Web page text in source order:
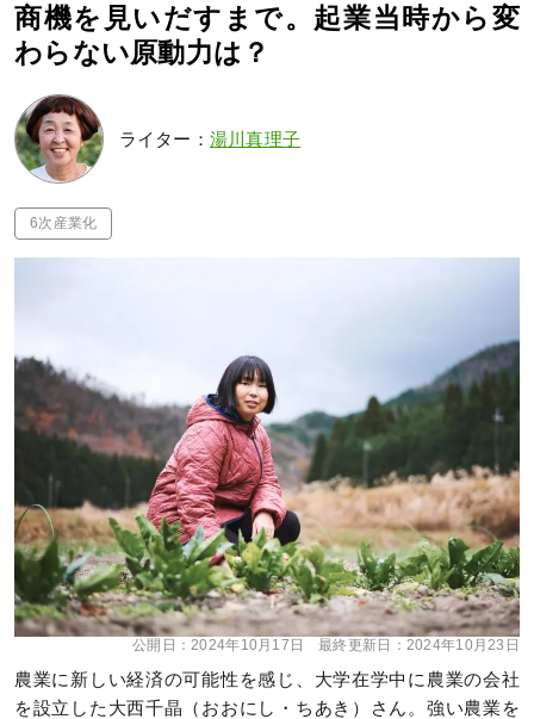
商機を見いだすまで。起業当時から変
わらない原動力は？
ライター： 湯川真理子
6次産業化
公開日：2024年10月17日 最終更新日： 2024年10月23日
農業に新しい経済の可能性を感じ、大学在学中に農業の会社
を設立した大西千晶（おおにし・ちあき）さん。強い農業を